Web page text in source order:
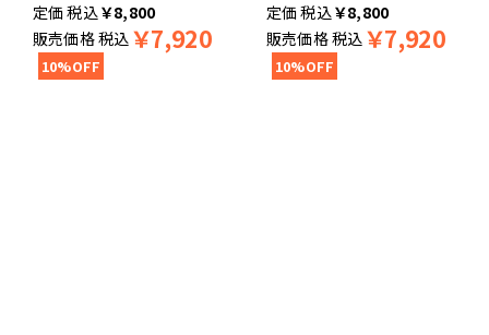
税込￥8,800
販売価格税込 ￥7,920
10%OFF
税込￥8,800
販売価格税込 ￥7,920
10%OFF